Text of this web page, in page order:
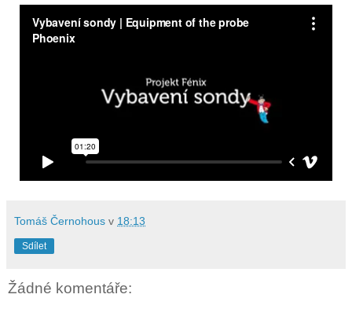
Tomáš Černohous v 18:13
Sdílet
Žádné komentáře: